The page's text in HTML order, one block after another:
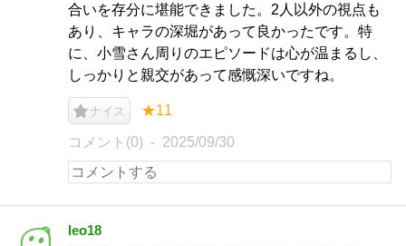
合いを存分に堪能できました。2人以外の視点も
あり、キャラの深堀があって良かったです。特
に、小雪さん周りのエピソードは心が温まるし、
しっかりと親交があって感慨深いですね。
ナイス ★11
コメント(0) 2025/09/30
leo18